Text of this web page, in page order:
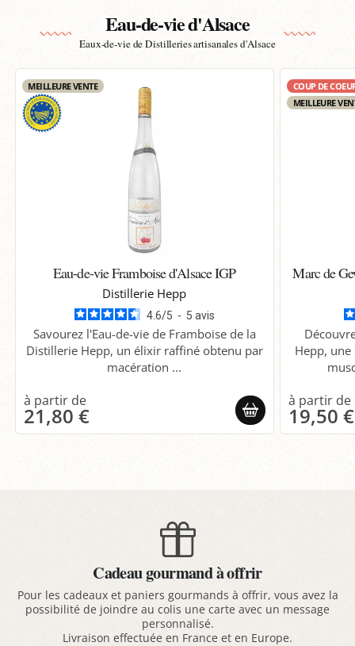
Eau-de-vie d'Alsace
Eaux-de-vie de Distilleries artisanales d'Alsace
MEILLEURE VENTE
Eau-de-vie Framboise d'Alsace IGP
Distillerie Hepp
4.6/5 - 5 avis
Savourez l'Eau-de-vie de Framboise de la
Distillerie Hepp, un élixir raffiné obtenu par
macération ...
21,80 €
COUP DE
MEILLEURE
Marc de
Hepp,
19,50 €
Cadeau gourmand à offrir
Pour les cadeaux et paniers gourmands à offrir, vous avez la
possibilité de joindre au colis une carte avec un message
personnalisé.
Livraison effectuée en France et en Europe.